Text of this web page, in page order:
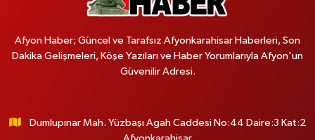
Afyon Haber; Güncel ve Tarafsız Afyonkarahisar Haberleri, Son
Dakika Gelişmeleri, Köşe Yazıları ve Haber Yorumlarıyla Afyon'un
Güvenilir Adresi.
Dumlupınar Mah. Yüzbaşı Agah Caddesi No:44 Daire:3 Kat:2